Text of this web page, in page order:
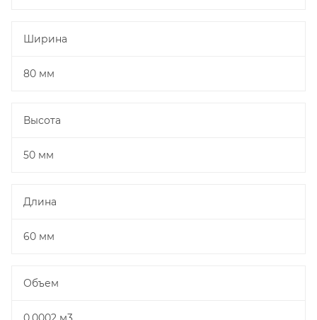
Ширина
80 мм
Высота
50 мм
Длина
60 мм
Объем